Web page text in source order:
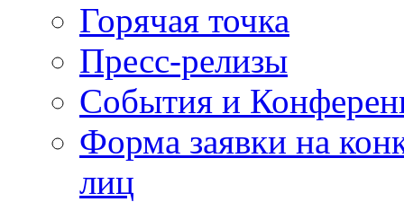
Горячая точка
Пресс-релизы
События и
Форма заявки на
лиц